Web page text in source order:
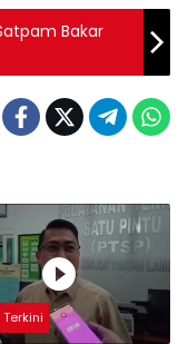
Bakar